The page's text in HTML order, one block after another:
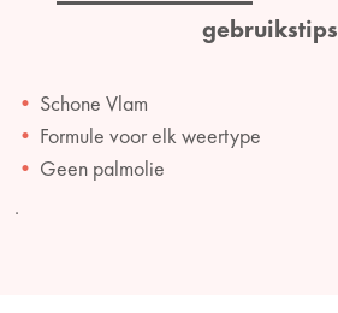
gebruikstips
Schone Vlam
Formule voor elk weertype
Geen palmolie
.